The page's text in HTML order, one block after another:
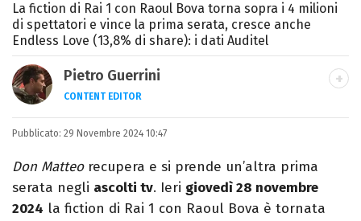
La fiction di Rai 1 con Raoul Bova torna sopra i 4 milioni
di spettatori e vince la prima serata, cresce anche
Endless Love (13,8% di share): i dati Auditel
Pietro Guerrini
CONTENT EDITOR
Laurea in Lettere, smania di viaggi e
Pixar).
Pubblicato: 29 Novembre 2024 10:47
Don Matteorecupera e si prende un’altra prima
serata negli ascolti tv. Ieri giovedì 28 novembre
2024 la fiction di Rai 1 con Raoul Bova è tornata